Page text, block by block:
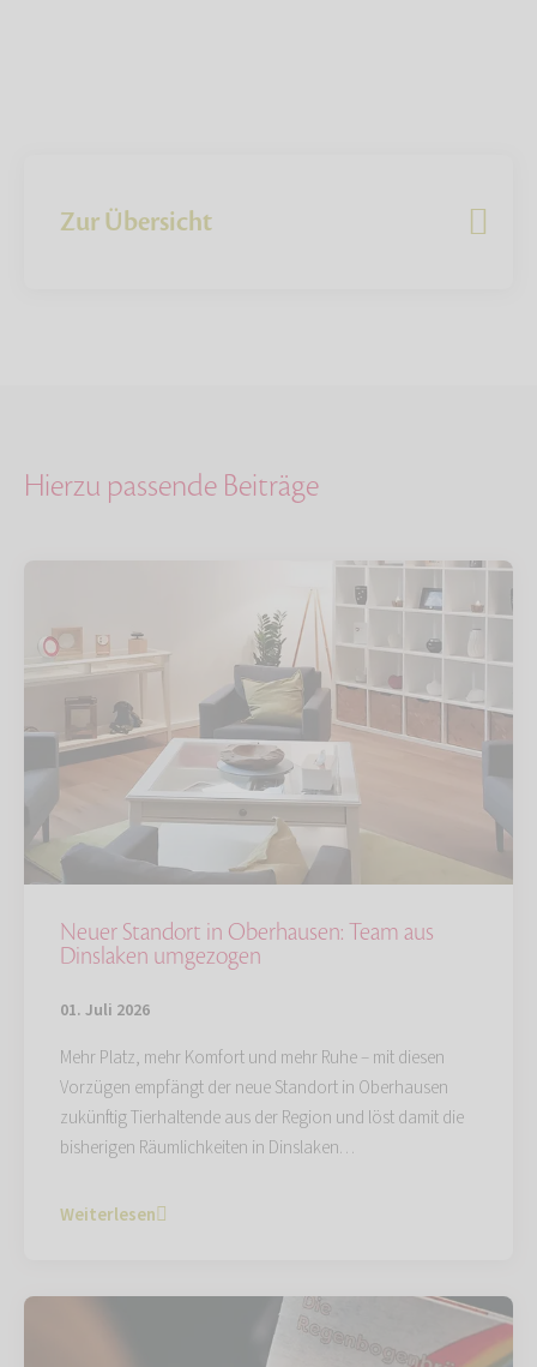
Zur Übersicht
Hierzu passende Beiträge
Neuer Standort in Oberhausen: Team aus
Dinslaken umgezogen
01. Juli 2026
Mehr Platz, mehr Komfort und mehr Ruhe – mit diesen
Vorzügen empfängt der neue Standort in Oberhausen
zukünftig Tierhaltende aus der Region und löst damit die
bisherigen Räumlichkeiten in Dinslaken…
Weiterlesen